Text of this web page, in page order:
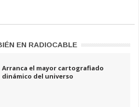
EN RADIOCABLE
Arranca el mayor cartografiado
dinámico del universo